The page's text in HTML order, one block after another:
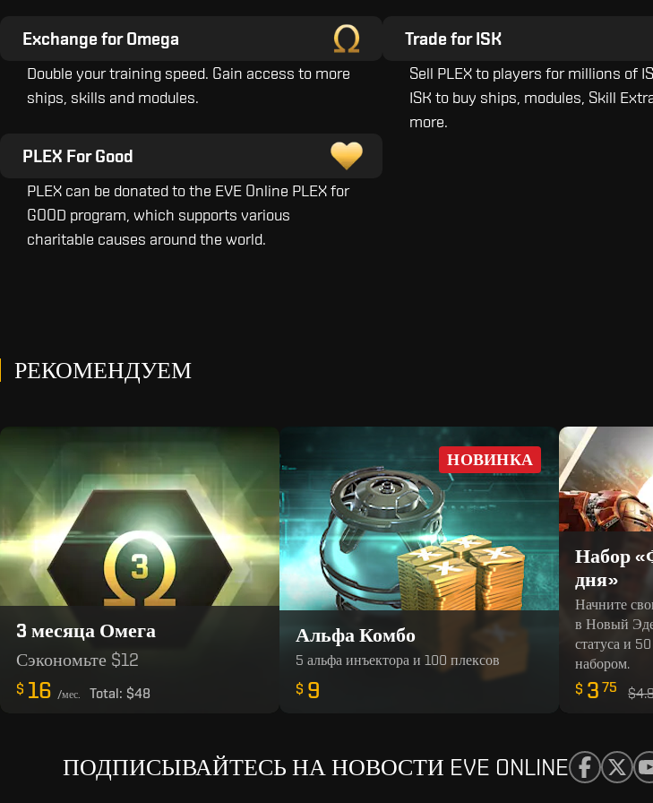
Exchange for Omega
Double your training speed. Gain access to more
ships, skills and modules.
Trade for ISK
Sell PLEX to players for millions of
ISK to buy ships, modules, Skill
more.
PLEX For Good
PLEX can be donated to the EVE Online PLEX for
GOOD program, which supports various
charitable causes around the world.
РЕКОМЕНДУЕМ
3 месяца Омега
Сэкономьте $12
$ 16 /мес. Total: $48
НОВИНКА
Альфа Комбо
5 альфа инъектора и 100 плексов
$ 9
Набор
дня»
Начните
в Новый
статуса и
набором.
$ 3 75
ПОДПИСЫВАЙТЕСЬ НА НОВОСТИ EVE ONLINE